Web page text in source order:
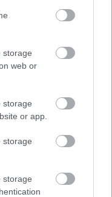
storage
web or
storage
or app.
storage
storage
!
az első